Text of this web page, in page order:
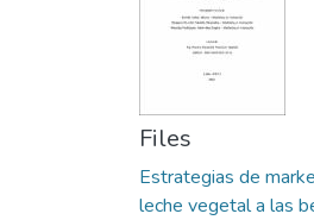
Files
Estrategias de
leche vegetal a las